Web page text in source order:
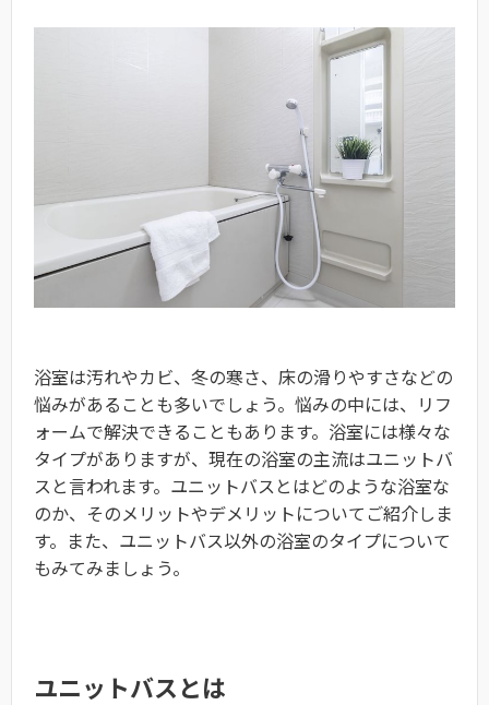
浴室は汚れやカビ、冬の寒さ、床の滑りやすさなどの
悩みがあることも多いでしょう。悩みの中には、リフ
ォームで解決できることもあります。浴室には様々な
タイプがありますが、現在の浴室の主流はユニットバ
スと言われます。ユニットバスとはどのような浴室な
のか、そのメリットやデメリットについてご紹介しま
す。また、ユニットバス以外の浴室のタイプについて
もみてみましょう。
ユニットバスとは